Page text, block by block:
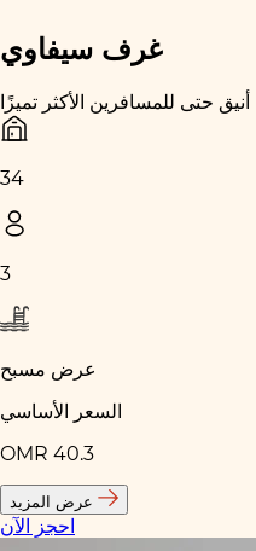
غرف سيفاوي
34
3
عرض مسبح
السعر الأساسي
OMR 40.3
احجز الآن